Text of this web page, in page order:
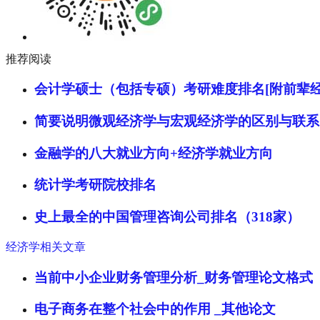
推荐阅读
会计学硕士（包括专硕）考研难度排名[附前辈
简要说明微观经济学与宏观经济学的区别与联系
金融学的八大就业方向+经济学就业方向
统计学考研院校排名
史上最全的中国管理咨询公司排名（318家）
经济学相关文章
当前中小企业财务管理分析_财务管理论文格式
电子商务在整个社会中的作用 _其他论文